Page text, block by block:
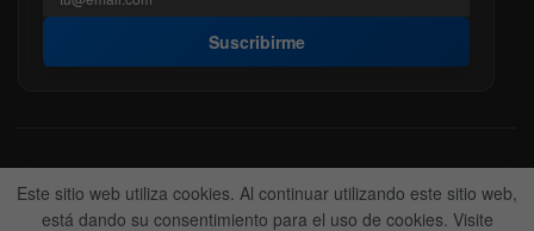
Suscribirme
Acerca de nosotros Politica Editorial
Nuestro Equipo
Contactanos
Anunciate
Este sitio web utiliza cookies. Al continuar utilizando este sitio web,
está dando su consentimiento para el uso de cookies. Visite